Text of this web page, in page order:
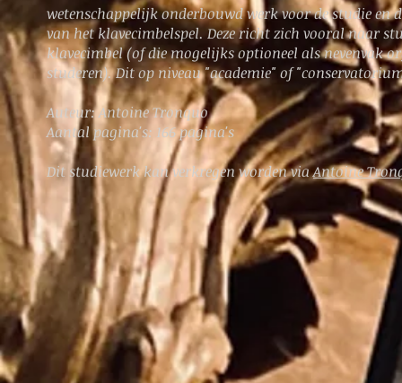
wetenschappelijk onderbouwd werk voor de studie en
van het klavecimbelspel. Deze richt zich vooral naar
klavecimbel (of die mogelijks optioneel als nevenvak
studeren). Dit op niveau "academie" of
Auteur: Antoine Tronquo
Aantal pagina's: 166 pagina's
Dit studiewerk kan verkregen worden viaAntoine